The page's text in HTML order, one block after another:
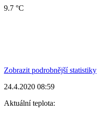
9.7 °C
Zobrazit podrobnější statistiky
24.4.2020 08:59
Aktuální teplota: